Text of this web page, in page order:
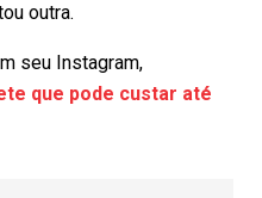
outra.
seu Instagram,
que pode custar até